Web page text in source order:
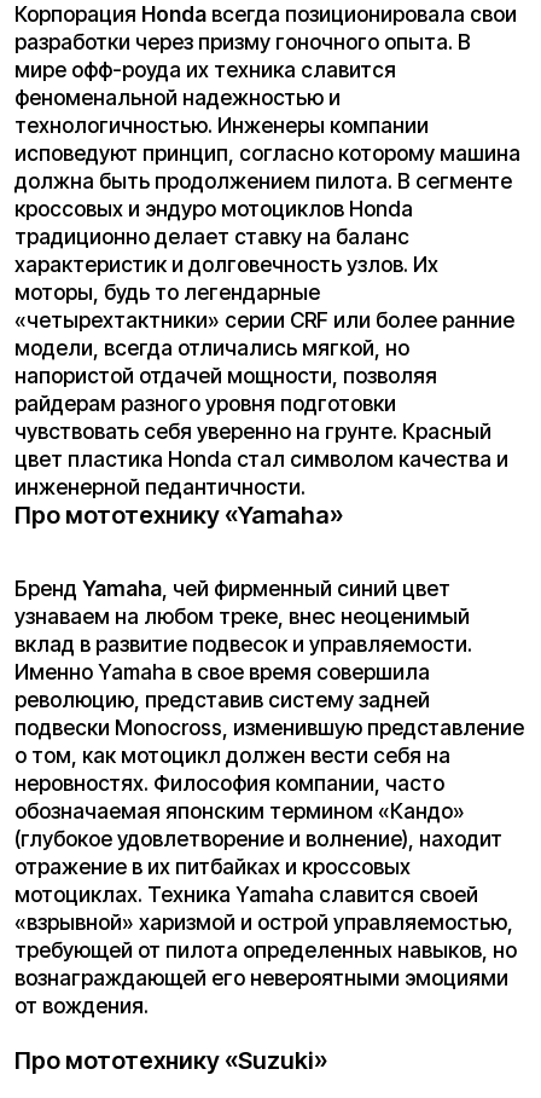
Именно Yamaha в свое время совершила
революцию, представив систему задней
подвески Monocross, изменившую представление
о том, как мотоцикл должен вести себя на
неровностях. Философия компании, часто
обозначаемая японским термином «Кандо»
(глубокое удовлетворение и волнение), находит
отражение в их питбайках и кроссовых
мотоциклах. Техника Yamaha славится своей
«взрывной» харизмой и острой управляемостью,
требующей от пилота определенных навыков, но
вознаграждающей его невероятными эмоциями
от вождения.
КомпанияSuzukiзаняла свою нишу, предлагая
технику с уникальным сочетанием
производительности и доступности. Их серия RM-
Z и внедорожные модели DR-Z заслужили
репутацию «рабочих лошадок» мотокросса.
Инженеры Suzuki традиционно уделяют
огромное внимание прохождению поворотов —
Желтые байки Suzuki — это выбор прагматиков,
ценящих проверенные решения и
конструктивную простоту, которая в условиях
жесткого бездорожья часто становится
решающим фактором выживания техники.
Про мототехнику «Suzuki»
Знакомьтесь:электробайк «Kugoo Wish 04».
Несмотря на величие бензиновой классики, мир
неумолимо движется вперед. В XXI веке
требования к технике изменились. Урбанизация,
ужесточение экологических норм и запрос на
комфорт создали почву для появления нового
игрока —электропитбайка. И если раньше
электрические модели воспринимались как
Wish 04, демонстрируют, что будущее уже
наступило.
Смена вектора — электрический
ответ «Kugoo»